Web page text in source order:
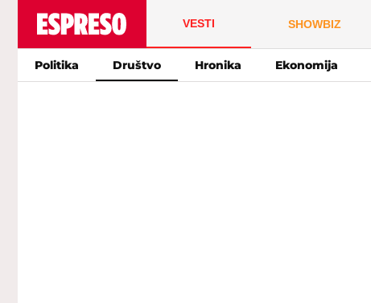
VESTI SHOWBIZ
Politika Društvo Hronika Ekonomija